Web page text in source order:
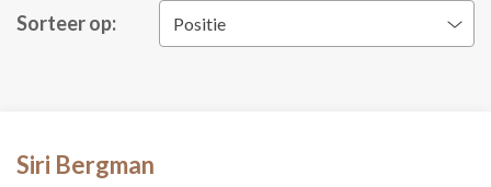
Sorteer op: Positie
Siri Bergman